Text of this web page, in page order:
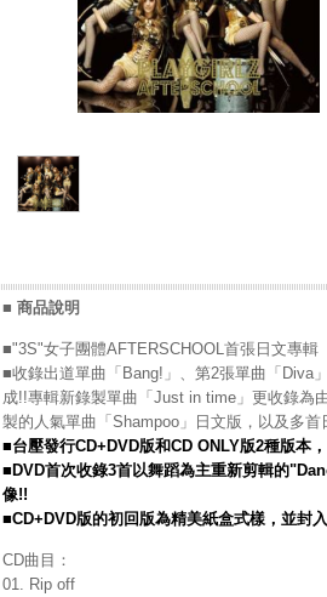
■ 商品說明
■"3S"女子團體AFTERSCHOOL首張日文專
■收錄出道單曲「Bang!」、第2張單曲「Diva
成!!專輯新錄製單曲「Just in time」更收錄為
製的人氣單曲「Shampoo」日文版，以及多首
■台壓發行CD+DVD版和CD ONLY版2種版本
■DVD首次收錄3首以舞蹈為主重新剪輯的
像!!
■CD+DVD版的初回版為精美紙盒式樣，並封
CD曲目：
01. Rip off